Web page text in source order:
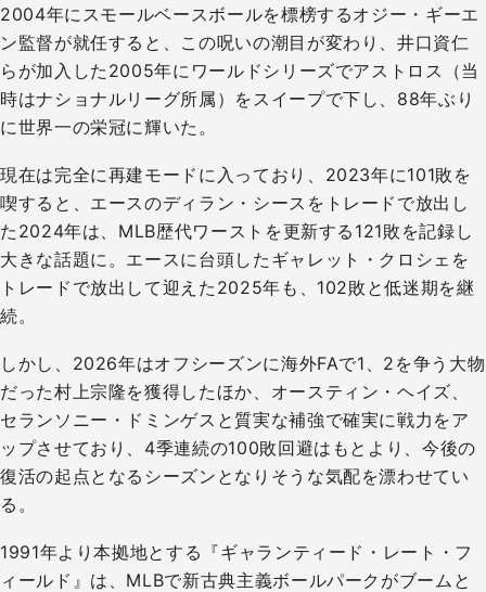
2004年にスモールベースボールを標榜するオジー・ギーエ
ン監督が就任すると、この呪いの潮目が変わり、井口資仁
らが加入した2005年にワールドシリーズでアストロス（当
時はナショナルリーグ所属）をスイープで下し、88年ぶり
に世界一の栄冠に輝いた。
現在は完全に再建モードに入っており、2023年に101敗を
喫すると、エースのディラン・シースをトレードで放出し
た2024年は、MLB歴代ワーストを更新する121敗を記録し
大きな話題に。エースに台頭したギャレット・クロシェを
トレードで放出して迎えた2025年も、102敗と低迷期を継
続。
しかし、2026年はオフシーズンに海外FAで1、2を争う大物
だった村上宗隆を獲得したほか、オースティン・ヘイズ、
セランソニー・ドミンゲスと質実な補強で確実に戦力をア
ップさせており、4季連続の100敗回避はもとより、今後の
復活の起点となるシーズンとなりそうな気配を漂わせてい
る。
1991年より本拠地とする『ギャランティード・レート・フ
ィールド』は、MLBで新古典主義ボールパークがブームと